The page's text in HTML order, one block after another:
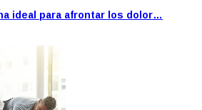
ideal para afrontar los dolor…